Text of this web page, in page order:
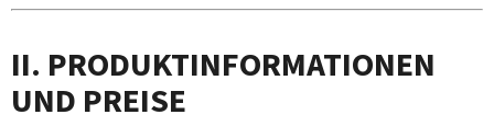
II. PRODUKTINFORMATIONEN
UND PREISE